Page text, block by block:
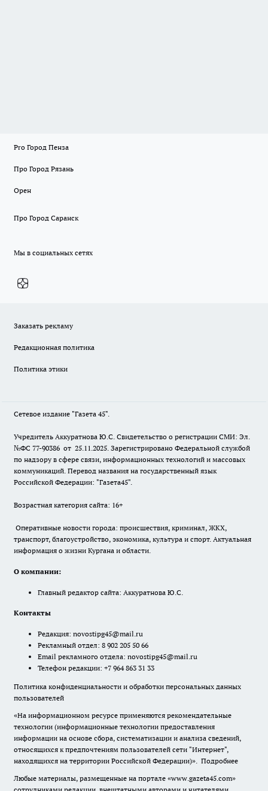
Pro Город Пенза
Про Город Рязань
Орен
Про Город Саранск
Мы в социальных сетях
Заказать рекламу
Редакционная политика
Политика этики
Сетевое издание "Газета 45".
Учредитель Аккуратнова Ю.С. Свидетельство о регистрации СМИ: Эл.
№ФС 77-90386 от 25.11.2025. Зарегистрировано Федеральной службой
по надзору в сфере связи, информационных технологий и массовых
коммуникаций. Перевод названия на государственный язык
Российской Федерации: "Газета45".
Возрастная категория сайта: 16+
Оперативные новости города: происшествия, криминал, ЖКХ,
транспорт, благоустройство, экономика, культура и спорт. Актуальная
информация о жизни Кургана и области.
О компании:
Главный редактор сайта: Аккуратнова Ю.С.
Контакты
Редакция: novostipg45@mail.ru
Рекламный отдел: 8 902 205 50 66
Email рекламного отдела: novostipg45@mail.ru
Телефон редакции: +7 964 863 31 33
Политика конфиденциальности и обработки персональных данных
пользователей
«На информационном ресурсе применяются рекомендательные
технологии (информационные технологии предоставления
информации на основе сбора, систематизации и анализа сведений,
относящихся к предпочтениям пользователей сети "Интернет",
находящихся на территории Российской Федерации)». Подробнее
Любые материалы, размещенные на портале «www.gazeta45.com»